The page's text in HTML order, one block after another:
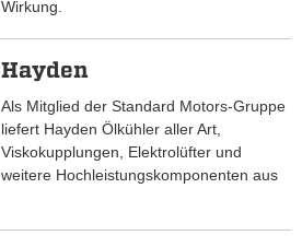
Wirkung.
Hayden
Als Mitglied der Standard Motors-Gruppe
liefert Hayden Ölkühler aller Art,
Viskokupplungen, Elektrolüfter und
weitere Hochleistungskomponenten aus